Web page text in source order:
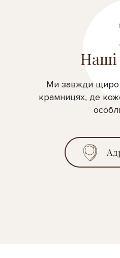
Наші
Ми завжди щиро
крамницях, де